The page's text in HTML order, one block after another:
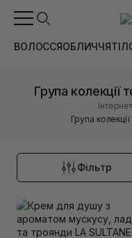
ВОЛОССЯОБЛИЧЧЯ
Група колекції
Група
Фільтр